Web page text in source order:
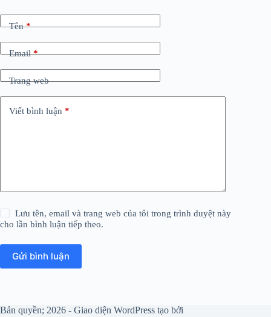
Tên*
Email*
Trang web
Viết bình luận *
Lưu tên, email và trang web của tôi trong trình duyệt này
cho lần bình luận tiếp theo.
Gửi bình luận
Bản quyền; 2026 - Giao diện WordPress tạo bởi